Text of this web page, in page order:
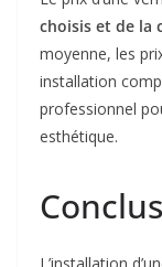
choisis et de la
moyenne, les
installation
professionnel
esthétique.